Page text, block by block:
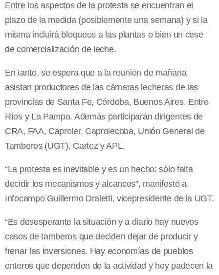
Entre los aspectos de la protesta se encuentran el
plazo de la medida (posiblemente una semana) y si la
misma incluirá bloqueos a las plantas o bien un cese
de comercialización de leche.
En tanto, se espera que a la reunión de mañana
asistan productores de las cámaras lecheras de las
provincias de Santa Fe, Córdoba, Buenos Aires, Entre
Ríos y La Pampa. Además participarán dirigentes de
CRA, FAA, Caproler, Caprolecoba, Unión General de
Tamberos (UGT), Cartez y APL.
“La protesta es inevitable y es un hecho: sólo falta
decidir los mecanismos y alcances”, manifestó a
Infocampo Guillermo Draletti, vicepresidente de la UGT.
“Es desesperante la situación y a diario hay nuevos
casos de tamberos que deciden dejar de producir y
frenar las inversiones. Hay economías de pueblos
enteros que dependen de la actividad y hoy padecen la